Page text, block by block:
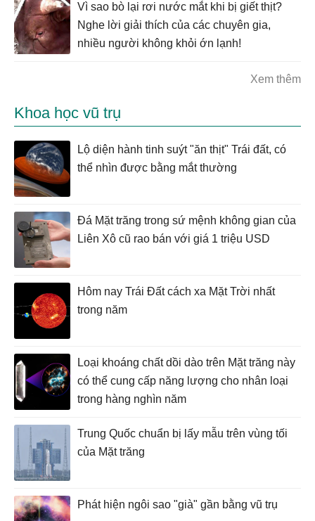
Vì sao bò lại rơi nước mắt khi bị giết thịt?
Nghe lời giải thích của các chuyên gia,
nhiều người không khỏi ớn lạnh!
Xem thêm
Khoa học vũ trụ
Lộ diện hành tinh suýt "ăn thịt" Trái đất, có
thể nhìn được bằng mắt thường
Đá Mặt trăng trong sứ mệnh không gian của
Liên Xô cũ rao bán với giá 1 triệu USD
Hôm nay Trái Đất cách xa Mặt Trời nhất
trong năm
Loại khoáng chất dồi dào trên Mặt trăng này
có thể cung cấp năng lượng cho nhân loại
trong hàng nghìn năm
Trung Quốc chuẩn bị lấy mẫu trên vùng tối
của Mặt trăng
Phát hiện ngôi sao "già" gần bằng vũ trụ